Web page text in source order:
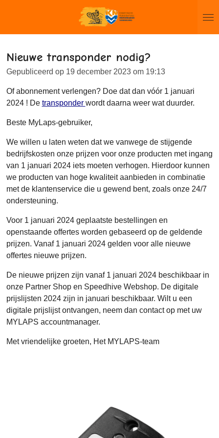
naar
hoofdinhoud
Nieuwe transponder nodig?
Gepubliceerd op 19 december 2023 om 19:13
Of abonnement verlengen? Doe dat dan vóór 1 januari
2024 ! De transponder wordt daarna weer wat duurder.
Beste MyLaps-gebruiker,
We willen u laten weten dat we vanwege de stijgende
bedrijfskosten onze prijzen voor onze producten met ingang
van 1 januari 2024 iets moeten verhogen. Hierdoor kunnen
we producten van hoge kwaliteit aanbieden in combinatie
met de klantenservice die u gewend bent, zoals onze 24/7
ondersteuning.
Voor 1 januari 2024 geplaatste bestellingen en
openstaande offertes worden gebaseerd op de geldende
prijzen. Vanaf 1 januari 2024 gelden voor alle nieuwe
offertes nieuwe prijzen.
De nieuwe prijzen zijn vanaf 1 januari 2024 beschikbaar in
onze Partner Shop en Speedhive Webshop. De digitale
prijslijsten 2024 zijn in januari beschikbaar. Wilt u een
digitale prijslijst ontvangen, neem dan contact op met uw
MYLAPS accountmanager.
Met vriendelijke groeten, Het MYLAPS-team